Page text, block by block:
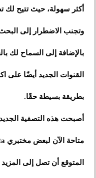
أكثر سهولة، حيث تتيح لك
وتجنب الاضطرار إلى
بالإضافة إلى السماح لك
القنوات الجديد أيضًا على
بطريقة بسيطة حقًا.
أصبحت هذه التصفية
المتوقع أن تصل إلى